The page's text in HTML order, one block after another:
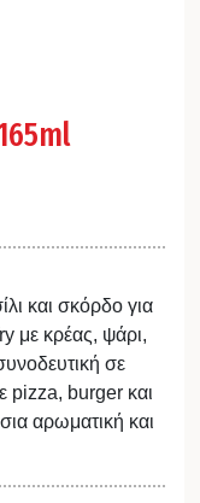
και σκόρδο για
με κρέας, ψάρι,
σε
pizza, burger και
αρωματική και